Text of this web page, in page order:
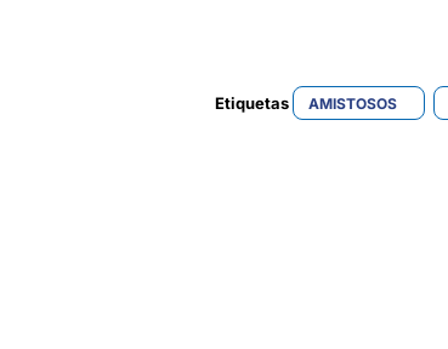
Etiquetas AMISTOSOS